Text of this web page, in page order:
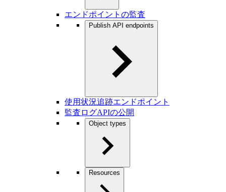
エンドポイントの監査
Publish API endpoints
使用状況追跡エンドポイント
監査ログAPIの公開
Object types
Resources